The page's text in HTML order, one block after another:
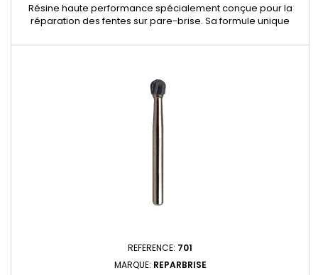
Résine haute performance spécialement conçue pour la
réparation des fentes sur pare-brise. Sa formule unique
une réparation solide, durable et invisible. Idéale pour
les...
REFERENCE: 701
MARQUE: REPARBRISE